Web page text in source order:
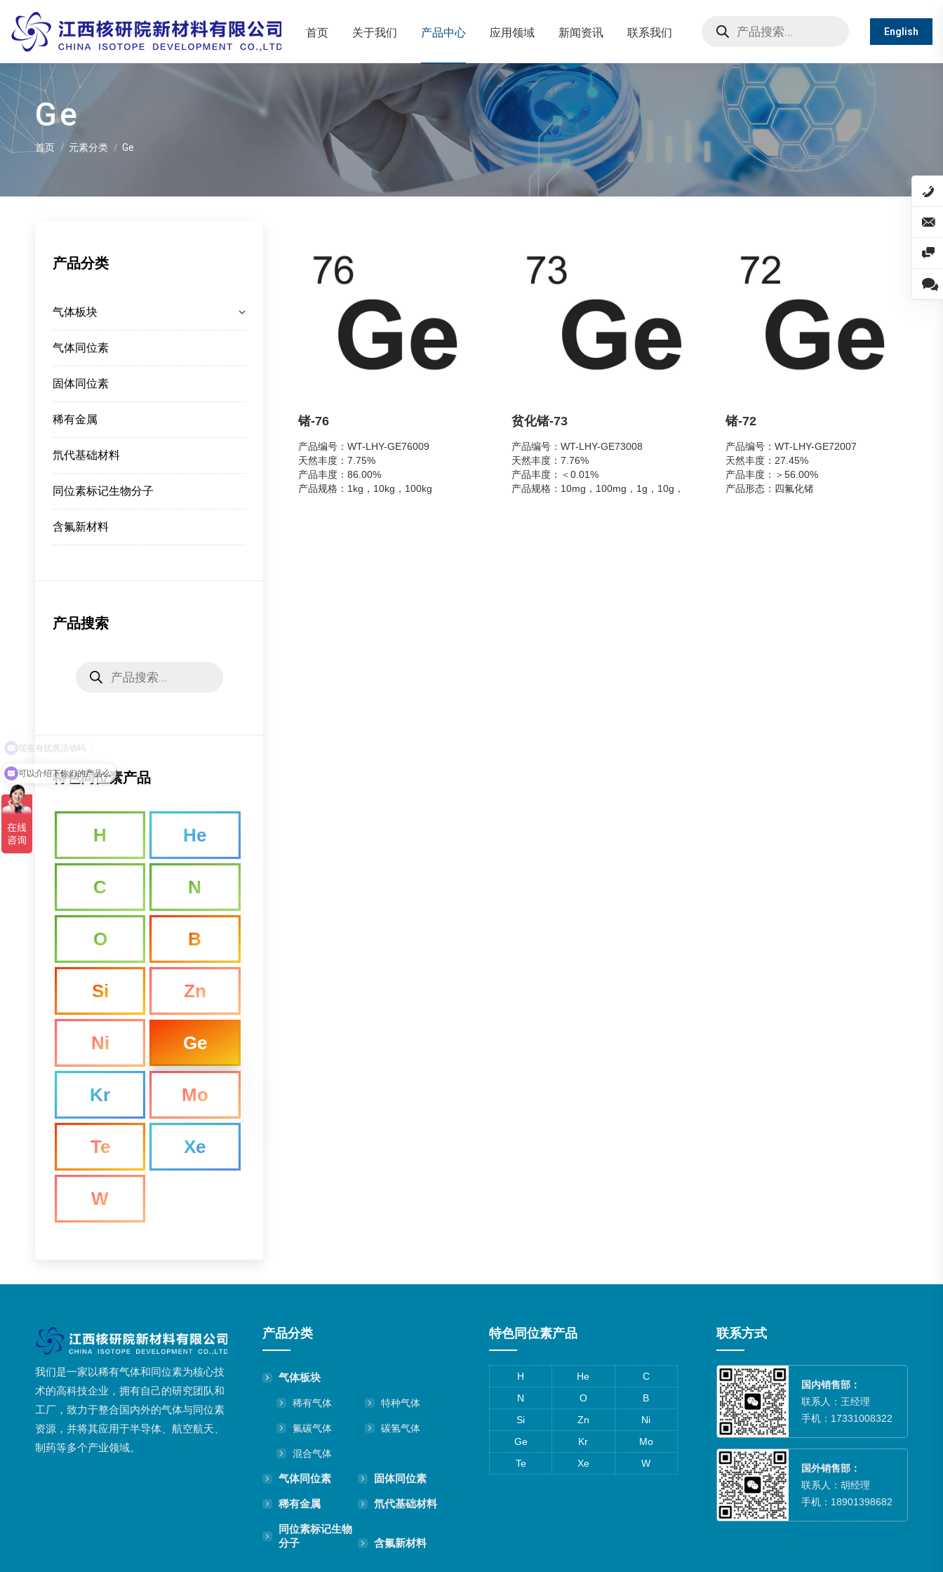
首页 关于我们 产品中心 应用领域 新闻资讯 联系我们
search
English
Ge
您在这里：
首页 元素分类 Ge
锗-76
产品编号：WT-LHY-GE76009
天然丰度：7.75%
产品丰度：86.00%
产品规格：1kg，10kg，100kg
贫化锗-73
产品编号：WT-LHY-GE73008
天然丰度：7.76%
产品丰度：＜0.01%
产品规格：10mg，100mg，1g，10g，
锗-72
产品编号：WT-LHY-GE72007
天然丰度：27.45%
产品丰度：＞56.00%
产品形态：四氟化锗
产品分类
气体板块
气体同位素
固体同位素
稀有金属
氘代基础材料
同位素标记生物分子
含氟新材料
产品搜索
search
特色同位素产品
H He
C N
O B
Si Zn
Ni Ge
Kr Mo
Te Xe
W
我们是一家以稀有气体和同位素为核心技
术的高科技企业，拥有自己的研究团队和
工厂，致力于整合国内外的气体与同位素
资源，并将其应用于半导体、航空航天、
制药等多个产业领域。
产品分类
气体板块
稀有气体 特种气体
氟碳气体 碳氢气体
混合气体
气体同位素 固体同位素
稀有金属 氘代基础材料
同位素标记生物
分子
含氟新材料
特色同位素产品
H He
C
N
O
B
Si
Zn
Ni
Ge
Kr
Mo
Te
Xe W
联系方式
国内销售部：
联系人：王经理
手机：17331008322
国外销售部：
联系人：胡经理
手机：18901398682
可以介绍下你们的产品么